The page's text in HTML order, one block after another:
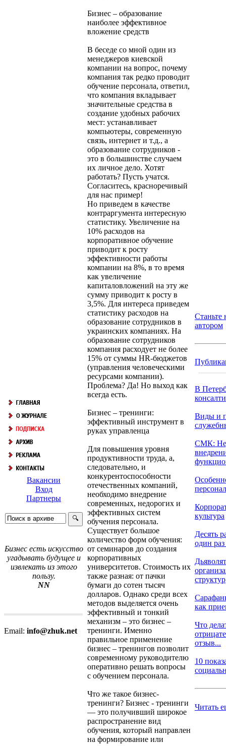
Вакансии
Вход
Партнеры
Бизнес есть искусство
угадывать будущее и
извлекать из этого
пользу.
NN
Email: info@zhuk.net
Бизнес – образование
наиболее эффективное
вложение средств
В беседе со мной один из
менеджеров киевской
компании на вопрос, почему
компания так редко проводит
обучение персонала, ответил,
что компания вкладывает
значительные средства в
создание удобных рабочих
мест: устанавливает
компьютеры, современную
связь, интернет и т.д., а
образование сотрудников -
это в большинстве случаем
их личное дело. Хотят
работать? Пусть учатся.
Согласитесь, красноречивый
для нас пример!
Но приведем в качестве
контраргумента интересную
статистику. Увеличение на
10% расходов на
корпоративное обучение
приводит к росту
эффективности работы
компании на 8%, в то время
как увеличение
капиталовложений на эту же
сумму приводит к росту в
3,5%. Для интереса приведем
статистику расходов на
образование сотрудников в
украинских компаниях. На
образование сотрудников
компания расходует не более
15% от суммы HR-бюджетов
(управления человеческими
ресурсами компании).
Проблема? Да! Но выход как
всегда есть.
Бизнес – тренинги:
эффективный инструмент в
руках управленца
Для повышения уровня
продуктивности труда, а,
следовательно, и
конкурентоспособности
отечественных компаний,
необходимо внедрение
современных, недорогих и
эффективных систем
обучения персонала.
Существует большое
количество форм обучения:
от семинаров до создания
корпоративных
университетов. Стоимость их
также разная: от пачки
бумаги до сотен тысяч
долларов. Однако среди всех
методов выделяется очень
эффективный и тонкий
механизм – это бизнес –
тренинги. Именно
правильное применение
бизнес – тренингов позволит
современному руководителю
оперативно решать вопросы
с обучением персонала.
Что же такое бизнес-
тренинги? Бизнес - тренинги
— это получивший широкое
распространение вид
обучения, который направлен
на формирование или
автором
В
Виды и
СМК:
культура
Десять
один
структур
как
Что
отзыв...
10
Читать